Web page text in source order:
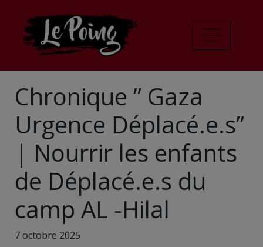
Chronique ” Gaza
Urgence Déplacé.e.s”
| Nourrir les enfants
de Déplacé.e.s du
camp AL -Hilal
7 octobre 2025